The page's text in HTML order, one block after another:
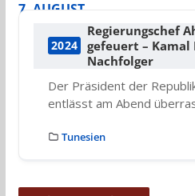
7. AUGUST
2024
Regierungschef
gefeuert –
Nachfolger
Der Präsident der
entlässt am Abend
Tunesien